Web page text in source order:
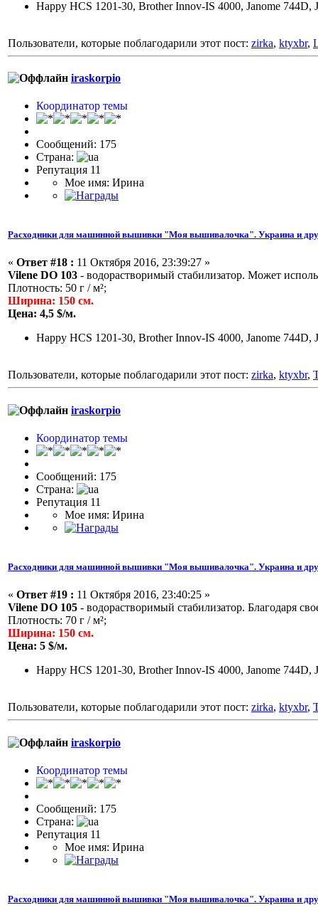
Happy HCS 1201-30, Brother Innov-IS 4000, Janome 744D,
Пользователи, которые поблагодарили этот пост: zirka, ktyxbr,
iraskorpio
Координатор темы
Сообщений: 175
Страна:
Репутация 11
Мое имя: Ирина
Расходники для машинной вышивки "Моя вышивалочка". Украина и
« Ответ #18 : 11 Октября 2016, 23:39:27 »
Vilene DO 103 - водорастворимый стабилизатор. Может
Плотность: 50 г / м²;
Ширина: 150 см.
Цена: 4,5 $/м.
Happy HCS 1201-30, Brother Innov-IS 4000, Janome 744D,
Пользователи, которые поблагодарили этот пост: zirka, ktyxbr,
iraskorpio
Координатор темы
Сообщений: 175
Страна:
Репутация 11
Мое имя: Ирина
Расходники для машинной вышивки "Моя вышивалочка". Украина и
« Ответ #19 : 11 Октября 2016, 23:40:25 »
Vilene DO 105 - водорастворимый стабилизатор. Благодаря
Плотность: 70 г / м²;
Ширина: 150 см.
Цена: 5 $/м.
Happy HCS 1201-30, Brother Innov-IS 4000, Janome 744D,
Пользователи, которые поблагодарили этот пост: zirka, ktyxbr,
iraskorpio
Координатор темы
Сообщений: 175
Страна:
Репутация 11
Мое имя: Ирина
Расходники для машинной вышивки "Моя вышивалочка". Украина и